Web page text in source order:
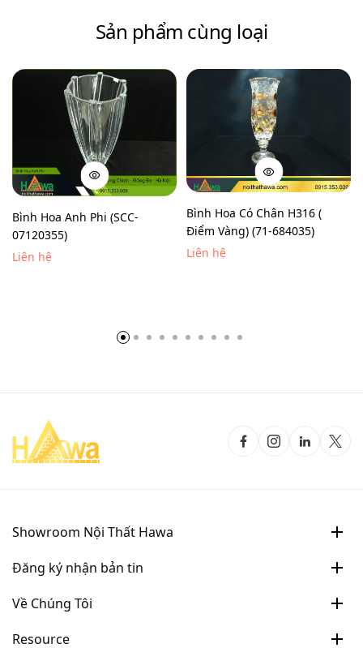
Sản phẩm cùng loại
Bình Hoa Anh Phi (SCC-
07120355)
Liên hệ
Bình Hoa Có Chân H316 (
Điểm Vàng) (71-684035)
Liên hệ
Showroom Nội Thất Hawa
Đăng ký nhận bản tin
Về Chúng Tôi
Resource